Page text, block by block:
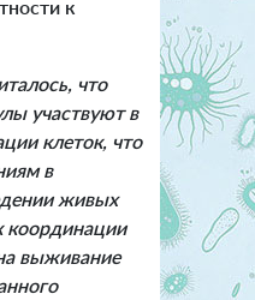
к
что
участвуют в
клеток, что
в
живых
координации
выживание